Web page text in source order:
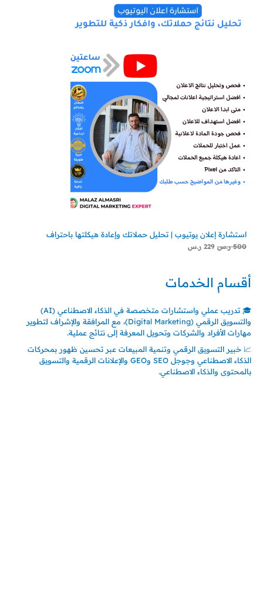
استشارة إعلان يوتيوب | تحليل حملاتك وإعادة هيكلتها باحتراف
500 ر.س 229 ر.س
229 ر.س.
أقسام الخدمات
🎓 تدريب عملي واستشارات متخصصة في الذكاء الاصطناعي (AI)
والتسويق الرقمي (Digital Marketing)، مع المرافقة والإشراف لتطوير
مهارات الأفراد والشركات وتحويل المعرفة إلى نتائج عملية.
📈 خبير التسويق الرقمي وتنمية المبيعات عبر تحسين ظهور بمحركات
الذكاء الاصطناعي وجوجل SEO وGEO والإعلانات الرقمية والتسويق
بالمحتوى والذكاء الاصطناعي.